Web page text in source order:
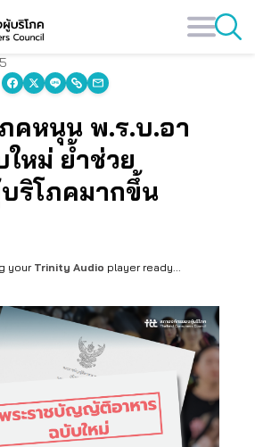
คหนุน พ.ร.บ.อา
หม่ ย้ำช่วย
ริโภคมากขึ้น
your Trinity Audio player ready...